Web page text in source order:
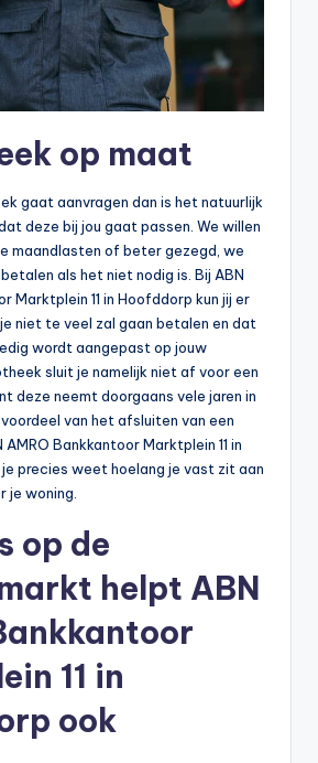
op maat
gaat aanvragen dan is het natuurlijk
deze bij jou gaat passen. We willen
maandlasten of beter gezegd, we
als het niet nodig is. Bij ABN
Marktplein 11 in Hoofddorp kun jij er
niet te veel zal gaan betalen en dat
wordt aangepast op jouw
sluit je namelijk niet af voor een
deze neemt doorgaans vele jaren in
van het afsluiten van een
Bankkantoor Marktplein 11 in
precies weet hoelang je vast zit aan
je woning.
op de
helpt ABN
11 in
ook